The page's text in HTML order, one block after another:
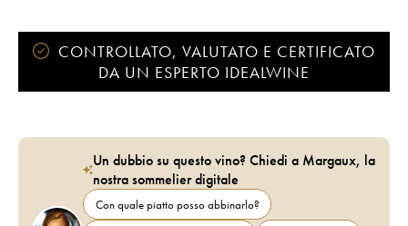
CONTROLLATO, VALUTATO E CERTIFICATO
DA UN ESPERTO IDEALWINE
Un dubbio su questo vino? Chiedi a Margaux, la
nostra sommelier digitale
Con quale piatto posso abbinarlo?